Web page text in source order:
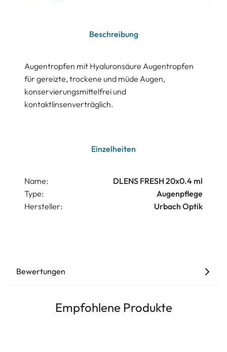
Beschreibung
Augentropfen mit Hyaluronsäure Augentropfen
für gereizte, trockene und müde Augen,
konservierungsmittelfrei und
kontaktlinsenverträglich.
Einzelheiten
Name:
DLENS FRESH 20x0.4 ml
Type:
Augenpflege
Hersteller:
Urbach Optik
Bewertungen
Empfohlene Produkte